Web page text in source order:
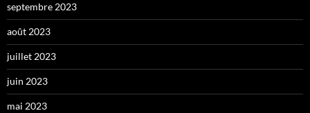
septembre 2023
août 2023
juillet 2023
juin 2023
mai 2023